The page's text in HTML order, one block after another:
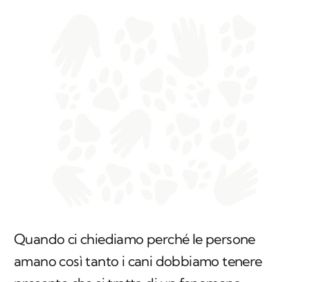
universale che attraversa culture, età e classi
sociali. Questo legame profondo con i nostri